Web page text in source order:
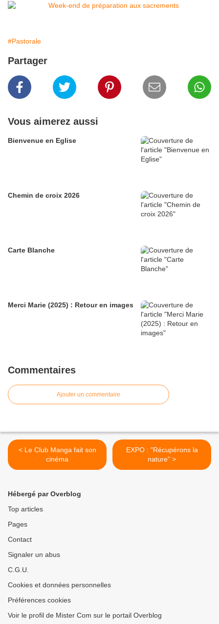
#Pastorale
Partager
Vous aimerez aussi
Bienvenue en Eglise
Chemin de croix 2026
Carte Blanche
Merci Marie (2025) : Retour en images
Commentaires
Ajouter un commentaire
< Le Club Manga fait son
cinéma
EXPO : "Récupérons la
nature" >
Hébergé par Overblog
Top articles
Pages
Contact
Signaler un abus
C.G.U.
Cookies et données personnelles
Préférences cookies
Voir le profil de Mister Com sur le portail Overblog